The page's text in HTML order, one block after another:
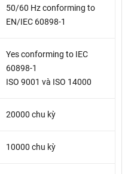
50/60 Hz conforming to
EN/IEC 60898-1
Yes conforming to IEC
60898-1
ISO 9001 và ISO 14000
20000 chu kỳ
10000 chu kỳ